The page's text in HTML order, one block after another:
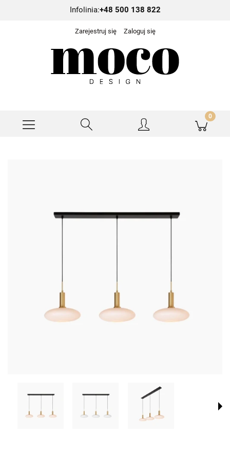
Infolinia:+48 500 138 822
Zarejestruj się Zaloguj się